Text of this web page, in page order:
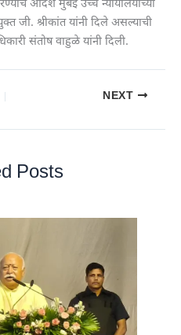
आदेश मुंबई उच्च न्यायालयाच्या
जी. श्रीकांत यांनी दिले असल्याची
संतोष वाहुळे यांनी दिली.
NEXT
Posts